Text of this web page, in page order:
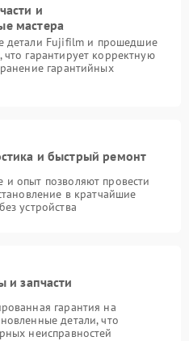
и
мастера
детали Fujifilm и прошедшие
гарантирует корректную
гарантийных
и быстрый ремонт
опыт позволяют провести
в кратчайшие
устройства
и запчасти
гарантия на
детали, что
неисправностей